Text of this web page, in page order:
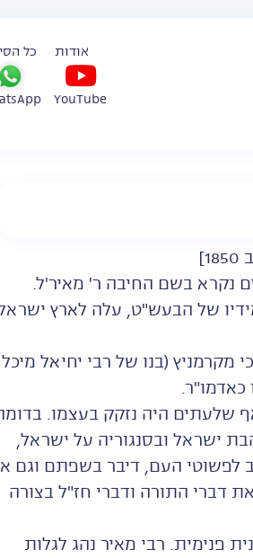
אודות כל
YouTube
נקרא בשם החיבה ר' מאיר'ל.
של הבעש"ט, עלה לארץ
מקרמניץ (בנו של רבי יחיאל מיכל
שלעתים היה נזקק בעצמו.
ישראל ובסנגוריה על ישראל,
לפשוטי העם, דיבר בשפתם וגם
דברי התורה ודברי חז"ל בצורה
פנימית. רבי מאיר נהג לגלות